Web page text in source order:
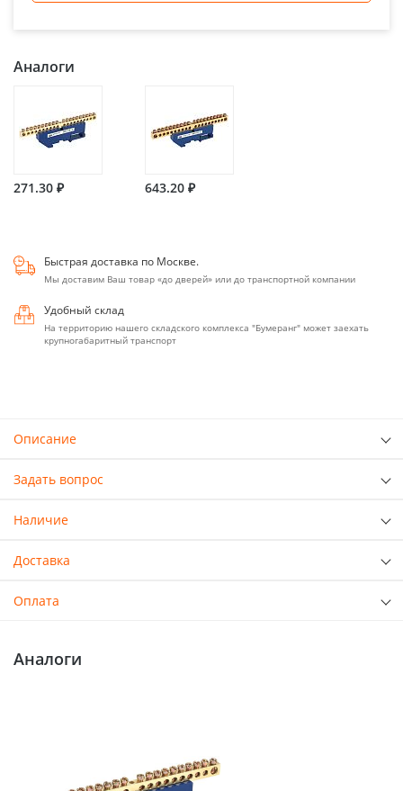
Аналоги
271.30 ₽ 643.20 ₽
Быстрая доставка по Москве.
Мы доставим Ваш товар «до дверей» или до транспортной компании
Удобный склад
На территорию нашего складского комплекса "Бумеранг" может заехать
крупногабаритный транспорт
Описание
Задать вопрос
Наличие
Доставка
Оплата
Аналоги